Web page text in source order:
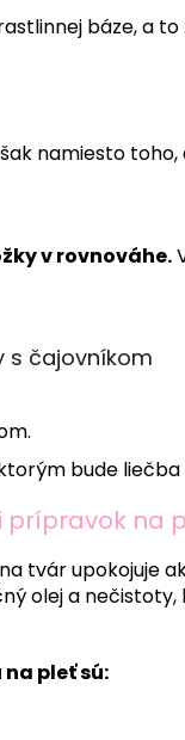
báze, a to
namiesto toho,
v rovnováhe.
s čajovníkom
bude liečba
prípravok na
tvár upokojuje
olej a
pleť sú: